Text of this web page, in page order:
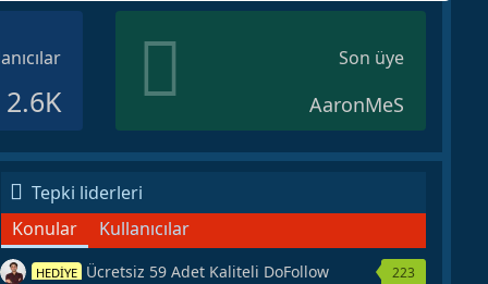
2.6K
Son üye
AaronMeS
Tepki liderleri
Konular
Kullanıcılar
HEDİYE Ücretsiz 59 Adet Kaliteli DoFollow
223